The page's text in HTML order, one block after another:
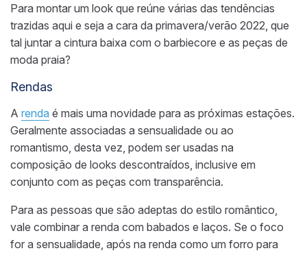
Para montar um look que reúne várias das tendências
trazidas aqui e seja a cara da primavera/verão 2022, que
tal juntar a cintura baixa com o barbiecore e as peças de
moda praia?
Rendas
A renda é mais uma novidade para as próximas estações.
Geralmente associadas a sensualidade ou ao
romantismo, desta vez, podem ser usadas na
composição de looks descontraídos, inclusive em
conjunto com as peças com transparência.
Para as pessoas que são adeptas do estilo romântico,
vale combinar a renda com babados e laços. Se o foco
for a sensualidade, após na renda como um forro para